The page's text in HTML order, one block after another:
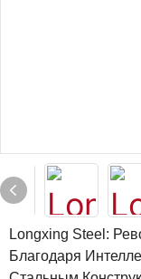
Longxing Steel:
Благодаря